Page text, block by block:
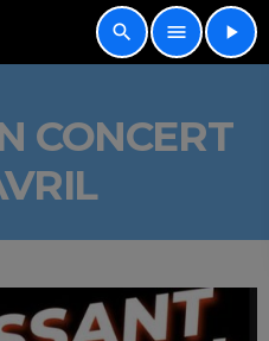
search menu play_arrow
CONCERT